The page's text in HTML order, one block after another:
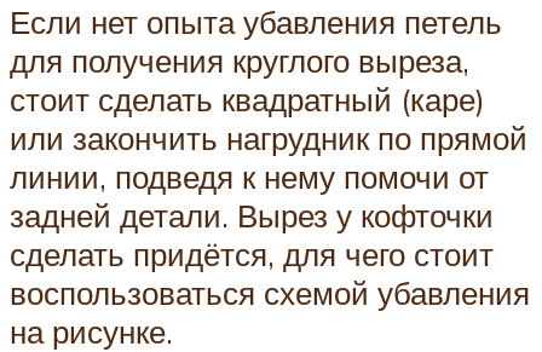
Если нет опыта убавления петель
для получения круглого выреза,
стоит сделать квадратный (каре)
или закончить нагрудник по прямой
линии, подведя к нему помочи от
задней детали. Вырез у кофточки
сделать придётся, для чего стоит
воспользоваться схемой убавления
на рисунке.